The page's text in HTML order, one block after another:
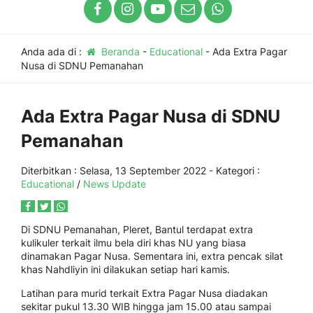
Anda ada di : Beranda - Educational- Ada Extra Pagar
Nusa di SDNU Pemanahan
Ada Extra Pagar Nusa di SDNU
Pemanahan
Diterbitkan : Selasa, 13 September 2022 - Kategori :
Educational / News Update
Di SDNU Pemanahan, Pleret, Bantul terdapat extra
kulikuler terkait ilmu bela diri khas NU yang biasa
dinamakan Pagar Nusa. Sementara ini, extra pencak silat
khas Nahdliyin ini dilakukan setiap hari kamis.
Latihan para murid terkait Extra Pagar Nusa diadakan
sekitar pukul 13.30 WIB hingga jam 15.00 atau sampai